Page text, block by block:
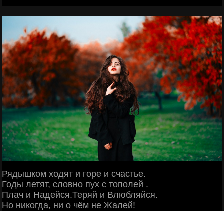
Рядышком ходят и горе и счастье.
Годы летят, словно пух с тополей .
Плач и Надейся.Теряй и Влюбляйся.
Но никогда, ни о чём не Жалей!